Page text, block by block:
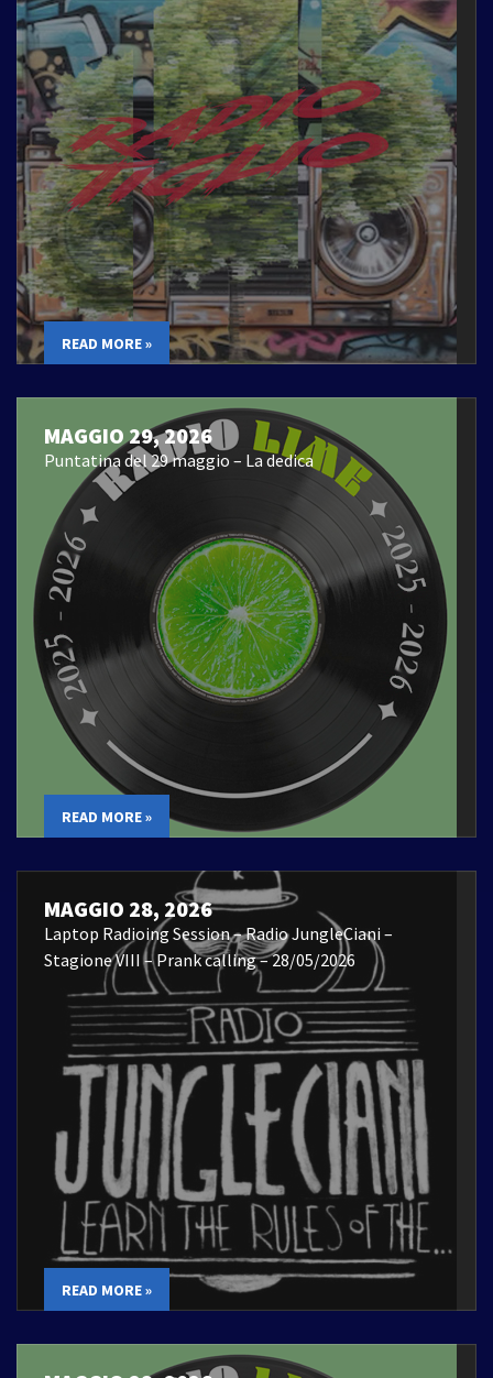
READ MORE »
MAGGIO 29, 2026
Puntatina del 29 maggio – La dedica
READ MORE »
MAGGIO 28, 2026
Laptop Radioing Session – Radio JungleCiani –
Stagione VIII – Prank calling – 28/05/2026
READ MORE »